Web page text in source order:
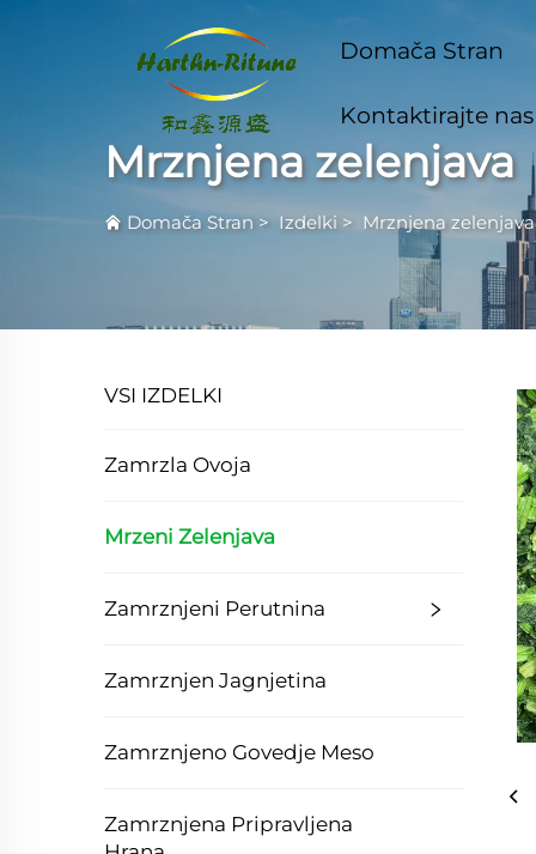
Domača Stran
Kontaktirajte nas
Mrznjena zelenjava
Domača Stran > Izdelki > Mrznjena zelenjava
VSI IZDELKI
Zamrzla Ovoja
Mrzeni Zelenjava
Zamrznjeni Perutnina
Zamrznjen Jagnjetina
Zamrznjeno Govedje Meso
Zamrznjena Pripravljena